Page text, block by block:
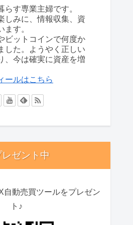
らす専業主婦です。
しみに、情報収集、資
ます。
ビットコインで何度か
した。ようやく正しい
、今は確実に資産を増
ールはこちら
ゼント中
自動売買ツールをプレゼン
ト♪